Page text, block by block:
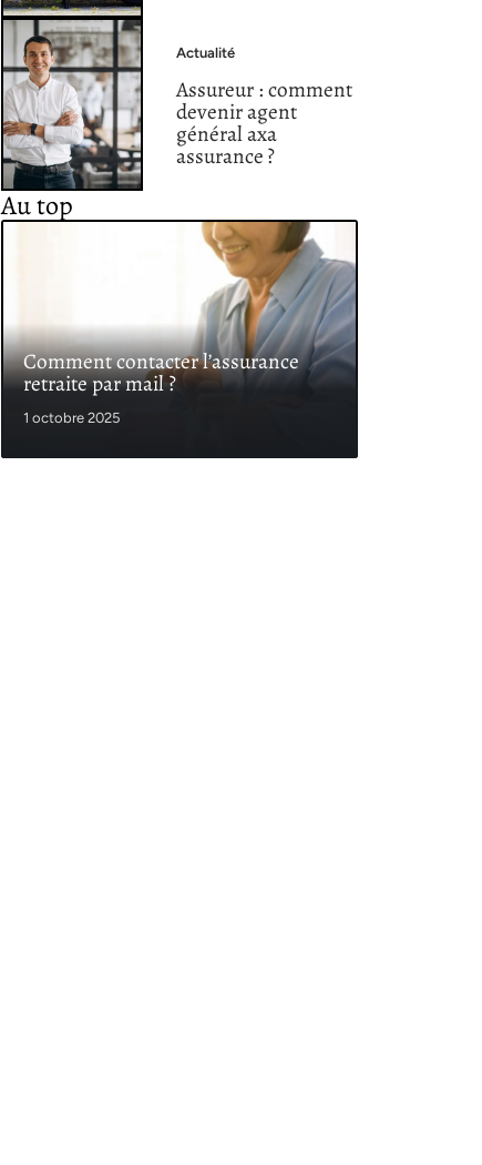
Actualité
Assureur : comment
devenir agent
général axa
assurance ?
Au top
Comment contacter l’assurance
retraite par mail ?
1 octobre 2025